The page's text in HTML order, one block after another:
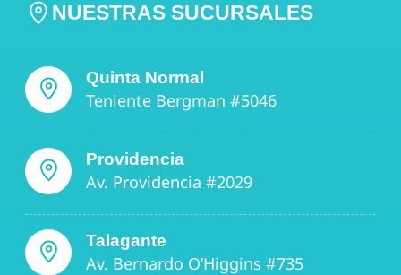
NUESTRAS SUCURSALES
Quinta Normal
Teniente Bergman #5046
Providencia
Av. Providencia #2029
Talagante
Av. Bernardo O’Higgins #735